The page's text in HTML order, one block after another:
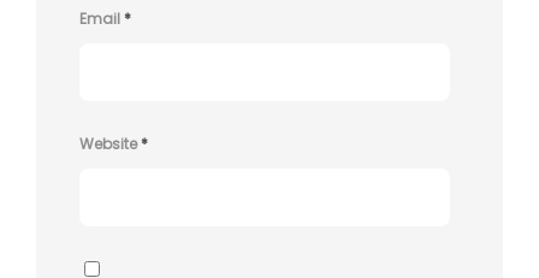
Email*
Website*